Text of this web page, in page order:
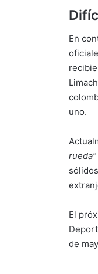
En
uno.
rueda”
El
de